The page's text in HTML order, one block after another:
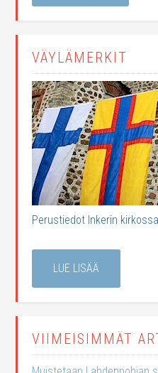
VÄYLÄMERKIT
Perustiedot Inkerin
LUE LISÄÄ
VIIMEISIMMÄT